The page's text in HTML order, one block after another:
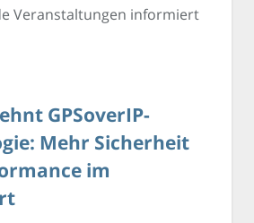
Veranstaltungen informiert
GPSoverIP-
Mehr Sicherheit
im